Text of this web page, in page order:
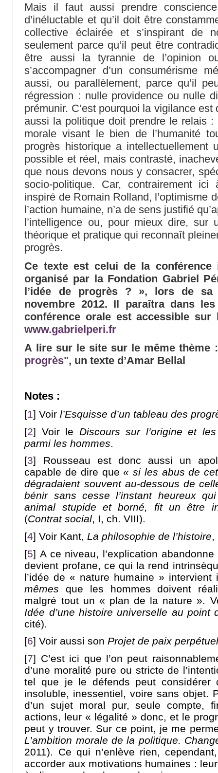
Mais il faut aussi prendre
d’inéluctable et qu’il doit être
collective éclairée et s’inspirant de
seulement parce qu’il peut être
être aussi la tyrannie de l’opinion
s’accompagner d’un consumérisme
aussi, ou parallèlement, parce qu’il
régression : nulle providence ou nulle
prémunir. C’est pourquoi la vigilance est
aussi la politique doit prendre le relais
morale visant le bien de l’humanité
progrès historique a intellectuellement
possible et réel, mais contrasté,
que nous devons nous y consacrer,
socio-politique. Car, contrairement
inspiré de Romain Rolland, l’optimisme
l’action humaine, n’a de sens justifié
l’intelligence ou, pour mieux dire, sur
théorique et pratique qui reconnaît
progrès.
Ce texte est celui de la conférence
organisé par la Fondation Gabriel
l’idée de progrès ? », lors de sa
novembre 2012. Il paraîtra dans
conférence orale est accessible
www.gabrielperi.fr
A lire sur le site sur le même thème
progrès", un texte d’Amar Bellal
Notes :
[1]Voirl’Esquisse d’un tableau des
[2] Voir le Discours sur l’origine et
parmi les hommes.
[3] Rousseau est donc aussi un
capable de dire que« si les abus de
dégradaient souvent au-dessous de
bénir sans cesse l’instant heureux
animal stupide et borné, fit un être
(Contrat social, I, ch. VIII).
[4]Voir Kant, La philosophie de l’histoire,
[5]A ce niveau, l’explication
devient profane, ce qui la rend
l’idée de « nature humaine »
mêmes que les hommes doivent
malgré tout un « plan de la nature ».
Idée d’une histoire universelle au point
cité).
[6]Voir aussi son Projet de paix
[7] C’est ici que l’on peut
d’une moralité pure ou stricte de
tel que je le défends peut
insoluble, inessentiel, voire sans objet.
d’un sujet moral pur, seule compte,
actions, leur « légalité » donc, et le
peut y trouver. Sur ce point, je me
L’ambition morale de la politique.
2011). Ce qui n’enlève rien,
accorder aux motivations humaines :